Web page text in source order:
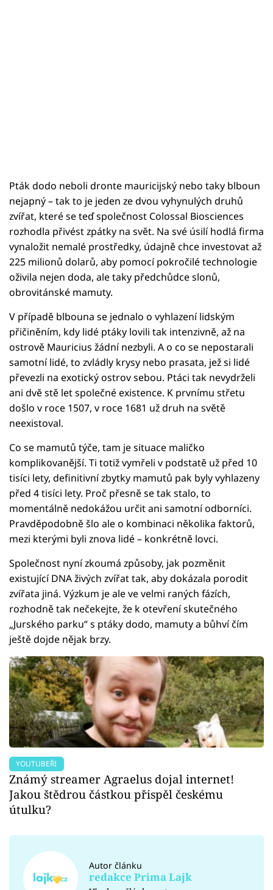
Pták dodo neboli dronte mauricijský nebo taky blboun
nejapný – tak to je jeden ze dvou vyhynulých druhů
zvířat, které se teď společnost Colossal Biosciences
rozhodla přivést zpátky na svět. Na své úsilí hodlá firma
vynaložit nemalé prostředky, údajně chce investovat až
225 milionů dolarů, aby pomocí pokročilé technologie
oživila nejen doda, ale taky předchůdce slonů,
obrovitánské mamuty.
V případě blbouna se jednalo o vyhlazení lidským
přičiněním, kdy lidé ptáky lovili tak intenzivně, až na
ostrově Mauricius žádní nezbyli. A o co se nepostarali
samotní lidé, to zvládly krysy nebo prasata, jež si lidé
převezli na exotický ostrov sebou. Ptáci tak nevydrželi
ani dvě stě let společné existence. K prvnímu střetu
došlo v roce 1507, v roce 1681 už druh na světě
neexistoval.
Co se mamutů týče, tam je situace maličko
komplikovanější. Ti totiž vymřeli v podstatě už před 10
tisíci lety, definitivní zbytky mamutů pak byly vyhlazeny
před 4 tisíci lety. Proč přesně se tak stalo, to
momentálně nedokážou určit ani samotní odborníci.
Pravděpodobně šlo ale o kombinaci několika faktorů,
mezi kterými byli znova lidé – konkrétně lovci.
Společnost nyní zkoumá způsoby, jak pozměnit
existující DNA živých zvířat tak, aby dokázala porodit
zvířata jiná. Výzkum je ale ve velmi raných fázích,
rozhodně tak nečekejte, že k otevření skutečného
„Jurského parku“ s ptáky dodo, mamuty a bůhví čím
ještě dojde nějak brzy.
YOUTUBEŘI
Známý streamer Agraelus dojal internet!
Jakou štědrou částkou přispěl českému
útulku?
Autor článku
redakce Prima Lajk